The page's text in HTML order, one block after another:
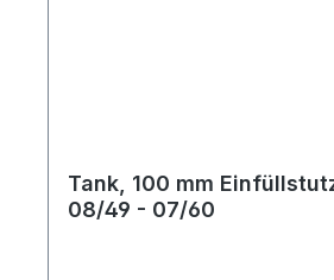
Tank, 100 mm
08/49 - 07/60